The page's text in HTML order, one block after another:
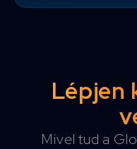
Lépjen
Mivel tud a